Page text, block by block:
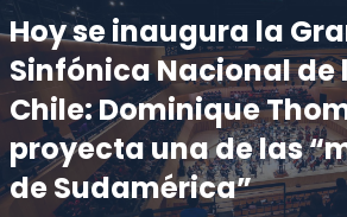
Hoy se inaugura la
Sinfónica Nacional de
Chile: Dominique
proyecta una de las
de Sudamérica”